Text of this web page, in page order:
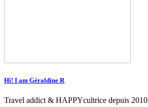
Hi! I am Géraldine R
Travel addict & HAPPYcultrice depuis 2010